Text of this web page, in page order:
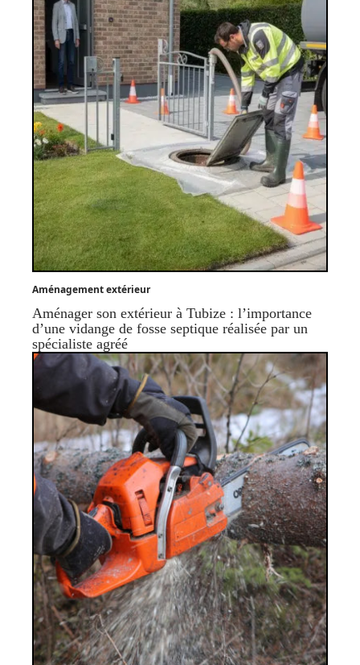
Aménagement extérieur
Aménager son extérieur à Tubize : l’importance
d’une vidange de fosse septique réalisée par un
spécialiste agréé